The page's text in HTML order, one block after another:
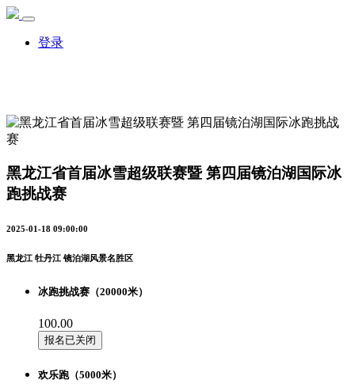
登录
黑龙江省首届冰雪超级联赛暨 第四届镜泊湖国际冰
跑挑战赛
2025-01-18 09:00:00
黑龙江 牡丹江 镜泊湖风景名胜区
冰跑挑战赛（20000米）
100.00
报名已关闭
欢乐跑（5000米）